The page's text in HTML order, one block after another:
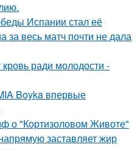
Испании стал её
за весь матч почти не дала
ради молодости -
Boyka впервые
о "Кортизоловом Животе"
заставляет жир